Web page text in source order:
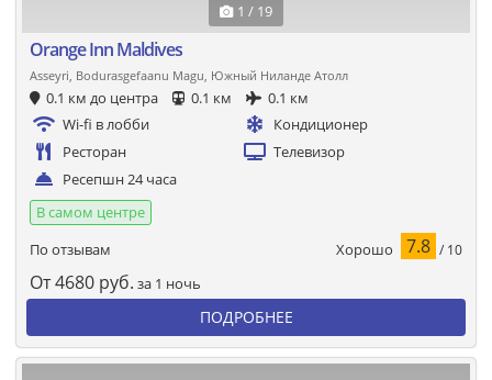
1 / 19
Orange Inn Maldives
Asseyri, Bodurasgefaanu Magu, Южный Ниланде Атолл
0.1 км до центра 0.1 км
0.1 км
Wi-fi в лобби
Кондиционер
Ресторан
Телевизор
Ресепшн 24 часа
В самом центре
По отзывам
Хорошо 7.8 / 10
От4680 руб. за 1 ночь
ПОДРОБНЕЕ